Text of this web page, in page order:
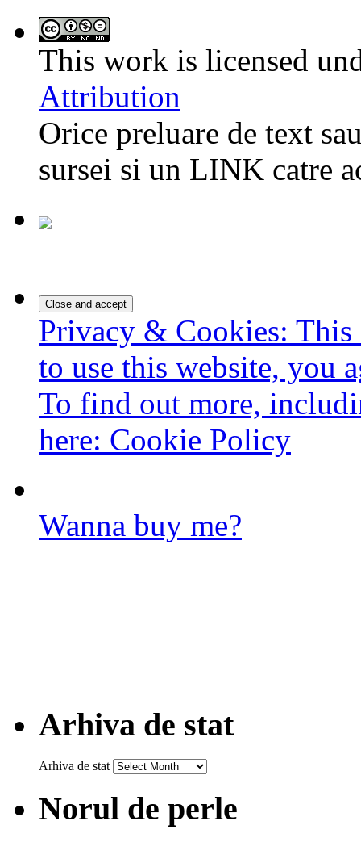
This work is licensed
Attribution
Orice preluare de text
sursei si un LINK catre
Privacy & Cookies:
to use this website, you
To find out more,
here: Cookie Policy
Wanna buy me?
Arhiva de stat
Arhiva de stat
Norul de perle